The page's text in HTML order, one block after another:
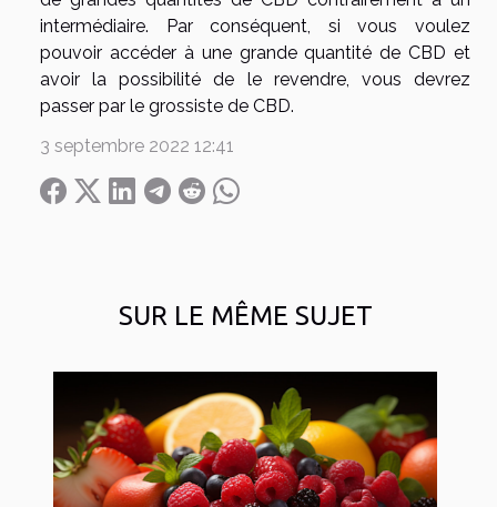
SUR LE MÊME SUJET
intermédiaire. Par conséquent, si vous voulez
pouvoir accéder à une grande quantité de CBD et
avoir la possibilité de le revendre, vous devrez
passer par le grossiste de CBD.
3 septembre 2022 12:41